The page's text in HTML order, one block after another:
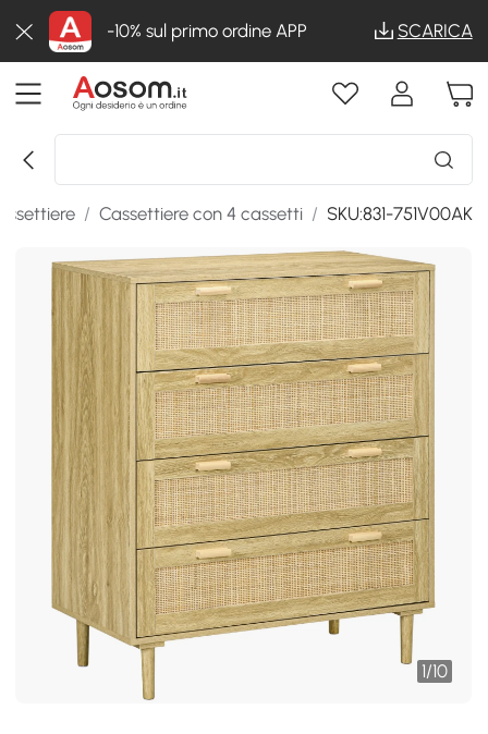
-10% sul primo ordine APP SCARICA
/ Cassettiere con 4 cassetti / SKU:831-751V00AK
1/10